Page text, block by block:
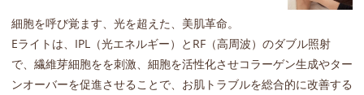
細胞を呼び覚ます、光を超えた、美肌革命。
Eライトは、IPL（光エネルギー）とRF（高周波）のダブル照射
で、繊維芽細胞をを刺激、細胞を活性化させコラーゲン生成やター
ンオーバーを促進させることで、お肌トラブルを総合的に改善する